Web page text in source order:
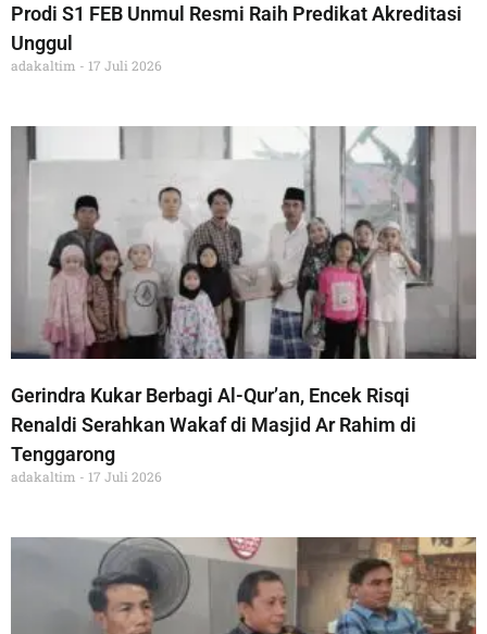
Prodi S1 FEB Unmul Resmi Raih Predikat Akreditasi
Unggul
adakaltim 17 Juli 2026
Gerindra Kukar Berbagi Al-Qur’an, Encek Risqi
Renaldi Serahkan Wakaf di Masjid Ar Rahim di
Tenggarong
adakaltim 17 Juli 2026